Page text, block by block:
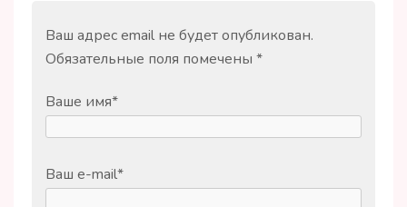
Ваш адрес email не будет опубликован.
Обязательные поля помечены *
Ваше имя*
Ваш e-mail*